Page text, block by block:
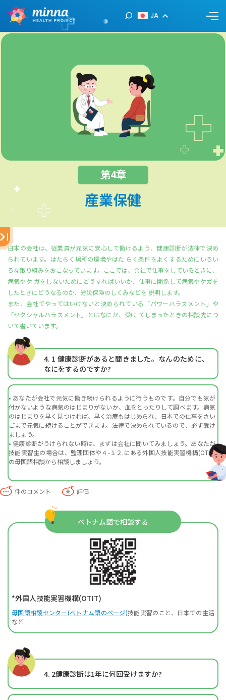
JA
第4章
産業保健
日本の会社は、従業員が元気に安心して働けるよう、健康診断が法律で決め
られています。はたらく場所の環境やはた らく条件をよくするためにいろい
ろな取り組みをおこなっています。ここでは、会社で仕事をしているときに、
病気やケ ガをしないためにどうすればいいか、仕事に関係して病気やケガを
したときにどうなるのか、労災保険のしくみなどを 説明します。
また、会社でやってはいけないと決められている「パワーハラスメント」や
「セクシャルハラスメント」とはなにか、受け てしまったときの相談先につ
いて書いています。
4. 1 健康診断があると聞きました。なんのために、
なにをするのですか?
• あなたが会社で元気に働き続けられるように行うものです。自分でも気が
付かないような病気のはじまりがないか、血をとったりして調べます。病気
のはじまりを早く見つければ、早く治療もはじめられ、日本での仕事をさい
ごまで元気に続けることができます。法律で決められているので、必ず受け
ましょう。
• 健康診断がうけられない時は、まずは会社に聞いてみましょう。あなたが
技能実習生の場合は、監理団体や４-１２.にある外国人技能実習機構(OTIT)
の母国語相談から相談しましょう。
件のコメント 評価
ベトナム語で相談する
*外国人技能実習機構(OTIT)
母国語相談センター(ベトナム語のページ)技能実習のこと、日本での生活
など
4. 2健康診断は1年に何回受けますか?